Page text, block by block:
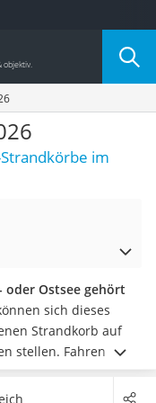
im
Ostsee gehört
sich dieses
Strandkorb auf
stellen. Fahren Sie
wie sich die beiden
sich auch die